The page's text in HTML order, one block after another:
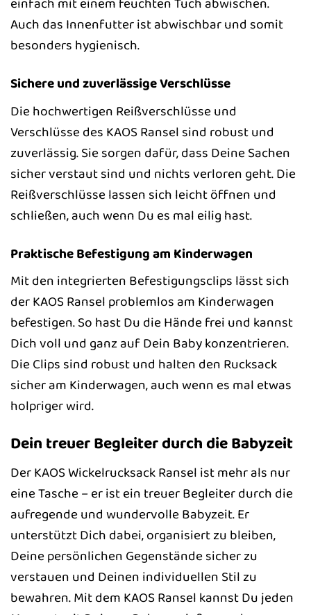
Auch das Innenfutter ist abwischbar und somit
besonders hygienisch.
Sichere und zuverlässige Verschlüsse
Die hochwertigen Reißverschlüsse und
Verschlüsse des KAOS Ransel sind robust und
zuverlässig. Sie sorgen dafür, dass Deine Sachen
sicher verstaut sind und nichts verloren geht. Die
Reißverschlüsse lassen sich leicht öffnen und
schließen, auch wenn Du es mal eilig hast.
Praktische Befestigung am Kinderwagen
Mit den integrierten Befestigungsclips lässt sich
der KAOS Ransel problemlos am Kinderwagen
befestigen. So hast Du die Hände frei und kannst
Dich voll und ganz auf Dein Baby konzentrieren.
Die Clips sind robust und halten den Rucksack
sicher am Kinderwagen, auch wenn es mal etwas
holpriger wird.
Dein treuer Begleiter durch die Babyzeit
Der KAOS Wickelrucksack Ransel ist mehr als nur
eine Tasche – er ist ein treuer Begleiter durch die
aufregende und wundervolle Babyzeit. Er
unterstützt Dich dabei, organisiert zu bleiben,
Deine persönlichen Gegenstände sicher zu
verstauen und Deinen individuellen Stil zu
bewahren. Mit dem KAOS Ransel kannst Du jeden